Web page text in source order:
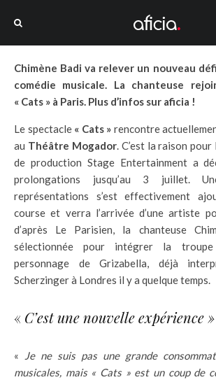
Chimène Badi va relever un nouveau
comédie musicale. La chanteuse
« Cats » à Paris. Plus d’infos sur aficia !
Le spectacle « Cats » rencontre
au Théâtre Mogador. C’est la raison
de production Stage Entertainment a
prolongations jusqu’au 3 juillet.
représentations s’est effectivement
course et verra l’arrivée d’une artiste
d’après Le Parisien, la chanteuse
sélectionnée pour intégrer la
personnage de Grizabella, déjà
Scherzinger à Londres il y a quelque temps.
« C’est une nouvelle expérience »
« Je ne suis pas une grande
musicales, mais « Cats » est un coup de